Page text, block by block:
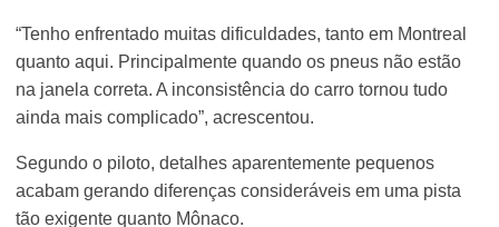
“Tenho enfrentado muitas dificuldades, tanto em Montreal
quanto aqui. Principalmente quando os pneus não estão
na janela correta. A inconsistência do carro tornou tudo
ainda mais complicado”, acrescentou.
Segundo o piloto, detalhes aparentemente pequenos
acabam gerando diferenças consideráveis em uma pista
tão exigente quanto Mônaco.